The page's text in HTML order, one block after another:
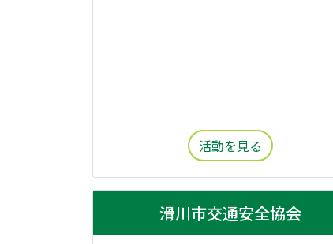
活動を見る
滑川市交通安全協会